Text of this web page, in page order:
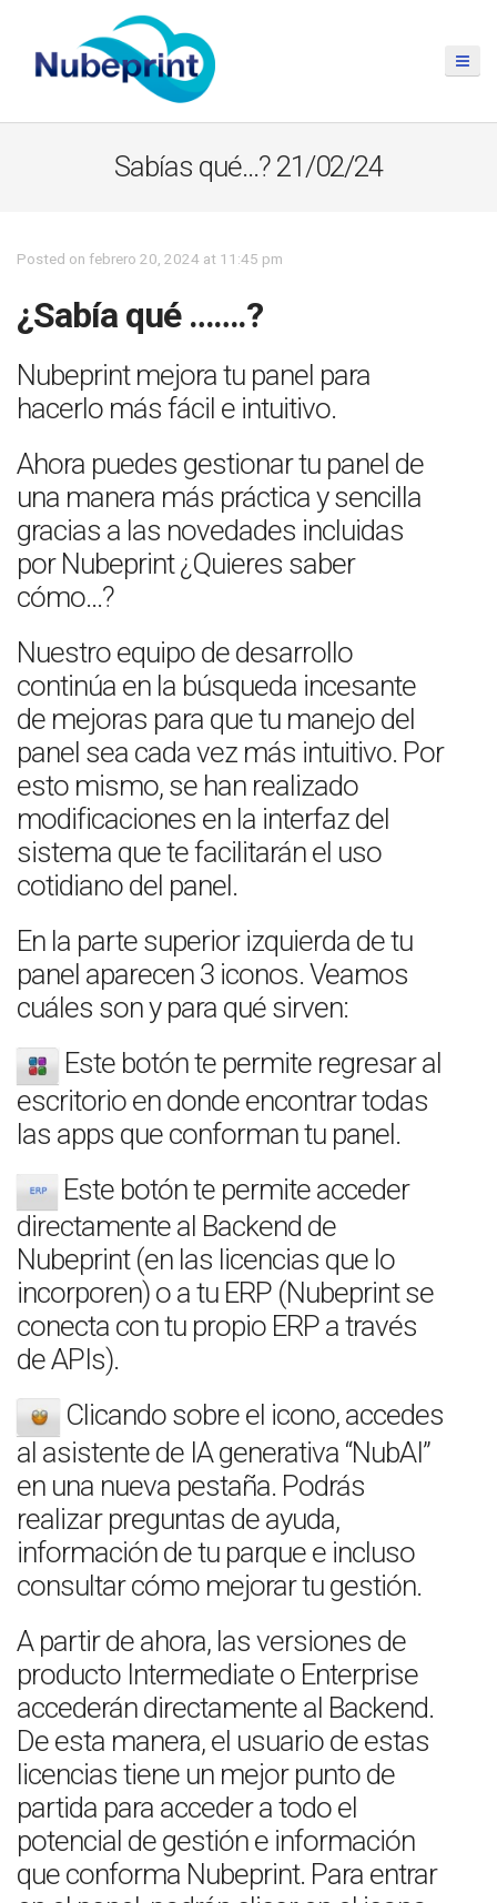
Sabías qué…? 21/02/24
Posted on febrero 20, 2024 at 11:45 pm
¿Sabía qué …….?
Nubeprint mejora tu panel para
hacerlo más fácil e intuitivo.
Ahora puedes gestionar tu panel de
una manera más práctica y sencilla
gracias a las novedades incluidas
por Nubeprint ¿Quieres saber
cómo…?
Nuestro equipo de desarrollo
continúa en la búsqueda incesante
de mejoras para que tu manejo del
panel sea cada vez más intuitivo. Por
esto mismo, se han realizado
modificaciones en la interfaz del
sistema que te facilitarán el uso
cotidiano del panel.
En la parte superior izquierda de tu
panel aparecen 3 iconos. Veamos
cuáles son y para qué sirven:
Este botón te permite regresar al
escritorio en donde encontrar todas
las apps que conforman tu panel.
Este botón te permite acceder
directamente al Backend de
Nubeprint (en las licencias que lo
incorporen) o a tu ERP (Nubeprint se
conecta con tu propio ERP a través
de APIs).
Clicando sobre el icono, accedes
al asistente de IA generativa “NubAI”
en una nueva pestaña. Podrás
realizar preguntas de ayuda,
información de tu parque e incluso
consultar cómo mejorar tu gestión.
A partir de ahora, las versiones de
producto Intermediate o Enterprise
accederán directamente al Backend.
De esta manera, el usuario de estas
licencias tiene un mejor punto de
partida para acceder a todo el
potencial de gestión e información
que conforma Nubeprint. Para entrar